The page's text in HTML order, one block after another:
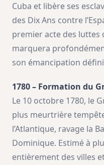
Cuba et libère ses
des Dix Ans contre
premier acte des luttes
marquera
son émancipation
1780 – Formation du
Le 10 octobre 1780, le
plus meurtrière
l’Atlantique, ravage la
Dominique. Estimé à
entièrement des villes